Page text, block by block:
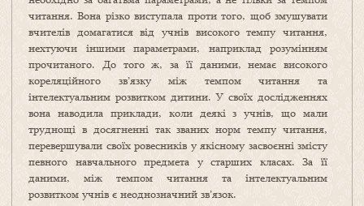
читання. Вона різко виступала проти того, щоб змушувати
вчителів домагатися від учнів високого темпу читання,
нехтуючи іншими параметрами, наприклад розумінням
прочитаного. До того ж, за її даними, немає високого
кореляційного зв’язку між темпом читання та
інтелектуальним розвитком дитини. У своїх дослідженнях
вона наводила приклади, коли деякі з учнів, що мали
труднощі в досягненні так званих норм темпу читання,
перевершували своїх ровесників у якісному засвоєнні змісту
певного навчального предмета у старших класах. За її
даними, між темпом читання та інтелектуальним
розвитком учнів є неоднозначний зв’язок.